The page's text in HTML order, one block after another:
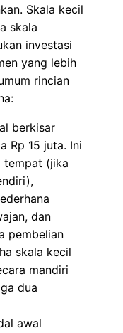
Skala kecil
skala
investasi
yang lebih
rincian
berkisar
Rp 15 juta. Ini
tempat (jika
dan
pembelian
skala kecil
mandiri
dua
awal